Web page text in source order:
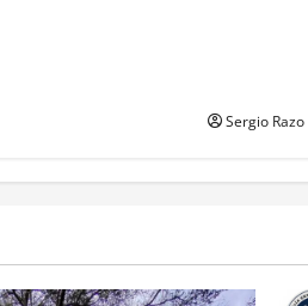
Sergio Razo